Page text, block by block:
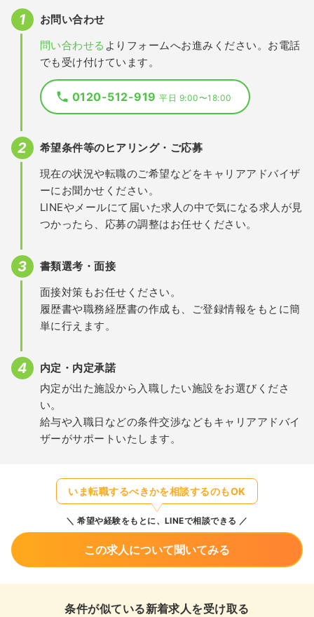
お問い合わせ
問い合わせる よりフォームへお進みください。お電話
でも受け付けています。
0120-512-919平日 9:00〜18:00
希望条件等のヒアリング・ご応募
現在の状況や転職のご希望などをキャリアアドバイザ
ーにお聞かせください。
LINEやメールにて届いた求人の中で気になる求人が見
つかったら、応募の調整はお任せください。
書類選考・面接
面接対策もお任せください。
履歴書や職務経歴書の作成も、ご登録情報をもとに簡
単に行えます。
内定・内定承諾
内定が出た施設から入職したい施設をお選びくださ
い。
給与や入職日などの条件交渉などもキャリアアドバイ
ザーがサポートいたします。
いま転職するべきかを相談するのもOK
希望や経験をもとに、LINEで相談できる
この求人について聞いてみる
条件が似ている新着求人を受け取る